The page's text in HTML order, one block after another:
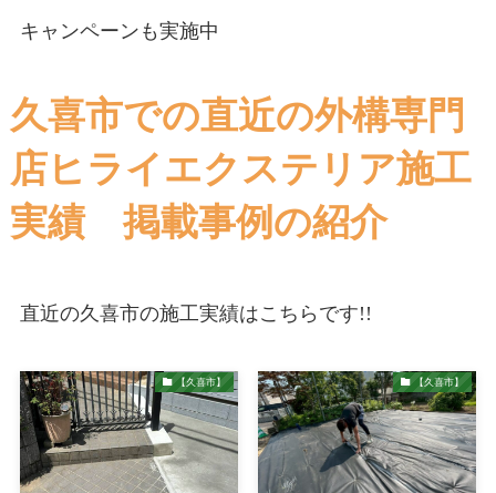
キャンペーンも実施中
久喜市での直近の外構専門
店ヒライエクステリア施工
実績 掲載事例の紹介
直近の久喜市の施工実績はこちらです!!
【久喜市】 【久喜市】